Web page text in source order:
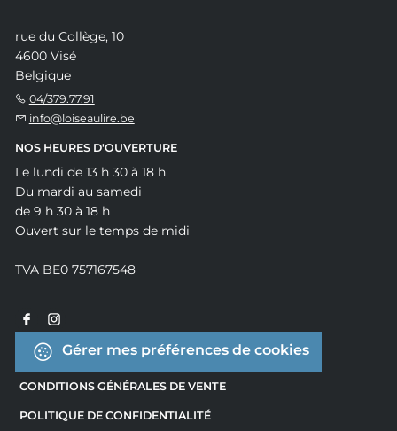
rue du Collège, 10
4600 Visé
Belgique
04/379.77.91
info@loiseaulire.be
NOS HEURES D'OUVERTURE
Le lundi de 13 h 30 à 18 h
Du mardi au samedi
de 9 h 30 à 18 h
Ouvert sur le temps de midi
TVA BE0 757167548
Gérer mes préférences de cookies
CONDITIONS GÉNÉRALES DE VENTE
POLITIQUE DE CONFIDENTIALITÉ